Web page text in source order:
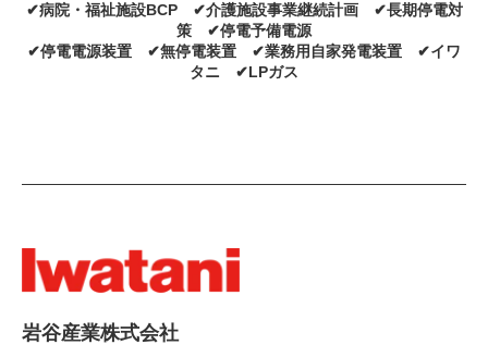
✔病院・福祉施設BCP ✔介護施設事業継続計画 ✔長期停電対
策 ✔停電予備電源
✔停電電源装置 ✔無停電装置 ✔業務用自家発電装置 ✔イワ
タニ ✔LPガス
岩谷産業株式会社